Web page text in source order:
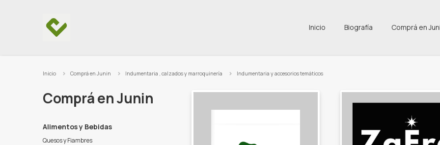
Inicio Biografía Comprá en
Inicio Comprá en Junin Indumentaria , calzados y marroquinería Indumentaria y accesorios temáticos
Comprá en Junin
Alimentos y Bebidas
Quesos y Fiambres